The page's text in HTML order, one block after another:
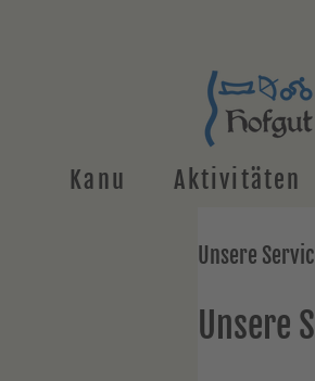
Kanu Aktivitäten
Unsere
Unsere